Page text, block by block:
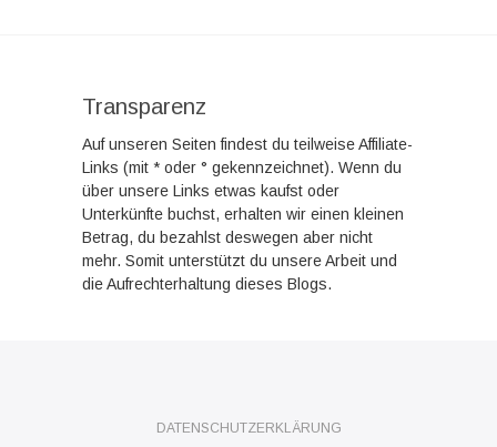
Transparenz
Auf unseren Seiten findest du teilweise Affiliate-
Links (mit * oder ° gekennzeichnet). Wenn du
über unsere Links etwas kaufst oder
Unterkünfte buchst, erhalten wir einen kleinen
Betrag, du bezahlst deswegen aber nicht
mehr. Somit unterstützt du unsere Arbeit und
die Aufrechterhaltung dieses Blogs.
DATENSCHUTZERKLÄRUNG